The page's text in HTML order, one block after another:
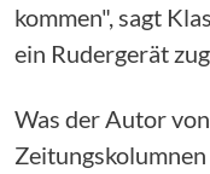
kommen", sagt
ein Rudergerät
Was der Autor